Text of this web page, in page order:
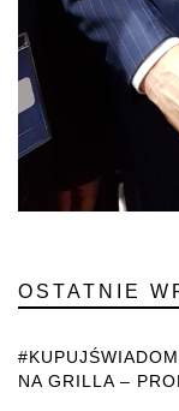
OSTATNIE
NA GRILLA –